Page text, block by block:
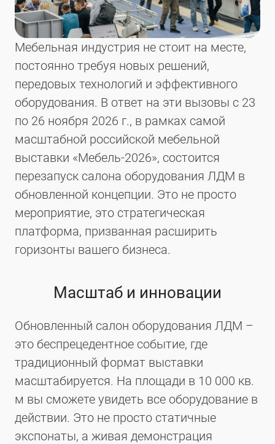
Мебельная индустрия не стоит на месте,
постоянно требуя новых решений,
передовых технологий и эффективного
оборудования. В ответ на эти вызовы с 23
по 26 ноября 2026 г., в рамках самой
масштабной российской мебельной
выставки «Мебель-2026», состоится
перезапуск салона оборудования ЛДМ в
обновленной концепции. Это не просто
мероприятие, это стратегическая
платформа, призванная расширить
горизонты вашего бизнеса.
Масштаб и инновации
Обновленный салон оборудования ЛДМ –
это беспрецедентное событие, где
традиционный формат выставки
масштабируется. На площади в 10 000 кв.
м вы сможете увидеть все оборудование в
действии. Это не просто статичные
экспонаты, а живая демонстрация